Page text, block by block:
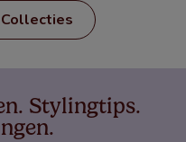
Stylingtips.